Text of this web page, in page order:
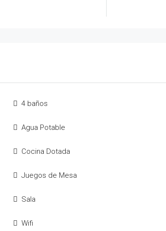
4 baños
Agua Potable
Cocina Dotada
Juegos de Mesa
Sala
Wifi